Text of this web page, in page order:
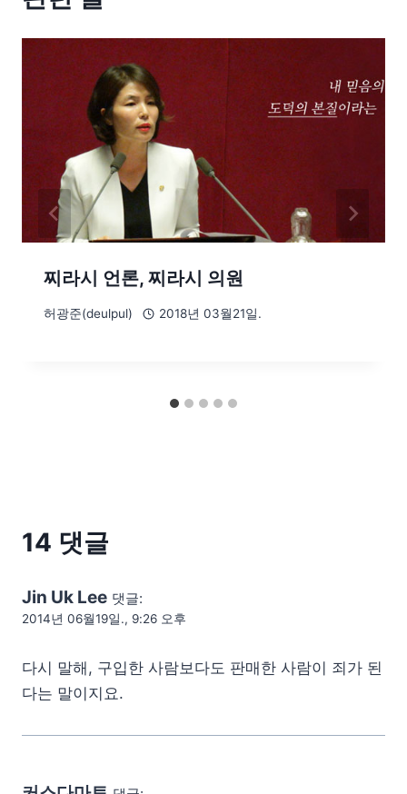
찌라시 언론, 찌라시 의원
허광준(deulpul) 2018년 03월21일.
14 댓글
Jin Uk Lee 댓글:
2014년 06월19일., 9:26 오후
다시 말해, 구입한 사람보다도 판매한 사람이 죄가 된
다는 말이지요.